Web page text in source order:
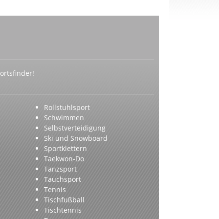
Rollstuhlsport
Schwimmen
Selbstverteidigung
Ski und Snowboard
Sportklettern
Taekwon-Do
Tanzsport
Tauchsport
Tennis
Tischfußball
Tischtennis